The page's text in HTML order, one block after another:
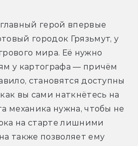
герой впервые
городок Грязьмут, у
мира. Её нужно
у картографа — причём
становятся доступны
вы сами наткнётесь на
механика нужна, чтобы не
на старте лишними
также позволяет ему